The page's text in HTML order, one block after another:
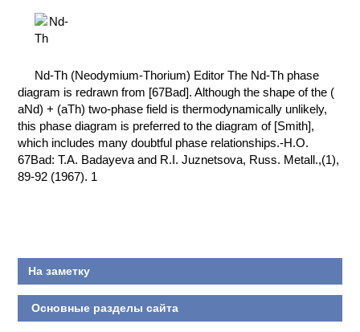
ХИМИЯ НА
ПРОИЗВОДСТВЕ
И ХИМИЧЕСКАЯ
ТЕХНОЛОГИЯ
Nd-Th (Neodymium-Thorium) Editor The Nd-Th phase
diagram is redrawn from [67Bad]. Although the shape of the (
aNd) + (aTh) two-phase field is thermodynamically unlikely,
this phase diagram is preferred to the diagram of [Smith],
which includes many doubtful phase relationships.-H.O.
67Bad: T.A. Badayeva and R.I. Juznetsova, Russ. Metall.,(1),
89-92 (1967). 1
На заметку
Основные разделы сайта